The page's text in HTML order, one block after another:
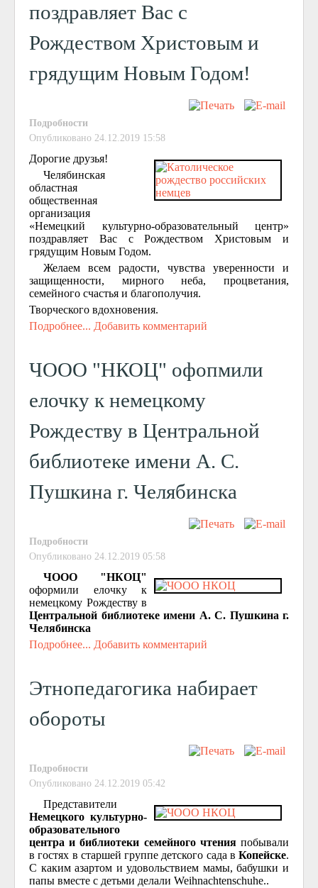
поздравляет Вас с
Рождеством Христовым и
грядущим Новым Годом!
Подробности
Опубликовано 24.12.2019 15:58
Дорогие друзья!
Челябинская
областная
общественная
организация
«Немецкий культурно-образовательный центр»
поздравляет Вас с Рождеством Христовым и
грядущим Новым Годом.
Желаем всем радости, чувства уверенности и
защищенности, мирного неба, процветания,
семейного счастья и благополучия.
Творческого вдохновения.
Подробнее... Добавить комментарий
ЧООО "НКОЦ" офопмили
елочку к немецкому
Рождеству в Центральной
библиотеке имени А. С.
Пушкина г. Челябинска
Подробности
Опубликовано 24.12.2019 05:58
ЧООО "НКОЦ"
оформили елочку к
немецкому Рождеству в
Центральной библиотеке имени А. С. Пушкина г.
Челябинска
Подробнее... Добавить комментарий
Этнопедагогика набирает
обороты
Подробности
Опубликовано 24.12.2019 05:42
Представители
Немецкого культурно-
образовательного
центра и библиотеки семейного чтенияпобывали
в гостях в старшей группе детского сада в Копейске.
С каким азартом и удовольствием мамы, бабушки и
папы вместе с детьми делали Weihnachtenschuhe..